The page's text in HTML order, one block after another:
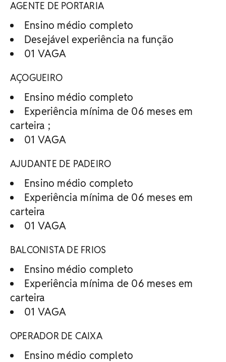
AGENTE DE PORTARIA
Ensino médio completo
Desejável experiência na função
01 VAGA
AÇOGUEIRO
Ensino médio completo
Experiência mínima de 06 meses em
carteira ;
01 VAGA
AJUDANTE DE PADEIRO
Ensino médio completo
Experiência mínima de 06 meses em
carteira
01 VAGA
BALCONISTA DE FRIOS
Ensino médio completo
Experiência mínima de 06 meses em
carteira
01 VAGA
OPERADOR DE CAIXA
Ensino médio completo